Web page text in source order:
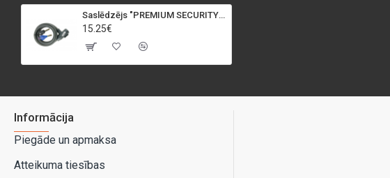
Saslēdzējs "PREMIUM SECURITY", Ø12x1500mm, melns
15.25€
Informācija
Piegāde un apmaksa
Atteikuma tiesības